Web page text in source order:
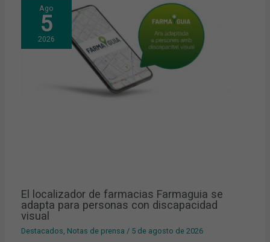
Ago
5
2026
El localizador de farmacias Farmaguia se
adapta para personas con discapacidad
visual
Destacados Notas de prensa / 5 de agosto de 2026